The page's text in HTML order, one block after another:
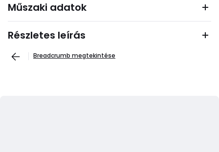
Műszaki adatok
Részletes leírás
Breadcrumb megtekintése